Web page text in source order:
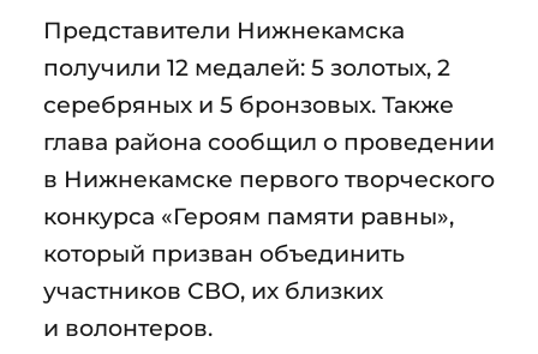
Представители Нижнекамска
получили 12 медалей: 5 золотых, 2
серебряных и 5 бронзовых. Также
глава района сообщил о проведении
в Нижнекамске первого творческого
конкурса «Героям памяти равны»,
который призван объединить
участников СВО, их близких
и волонтеров.